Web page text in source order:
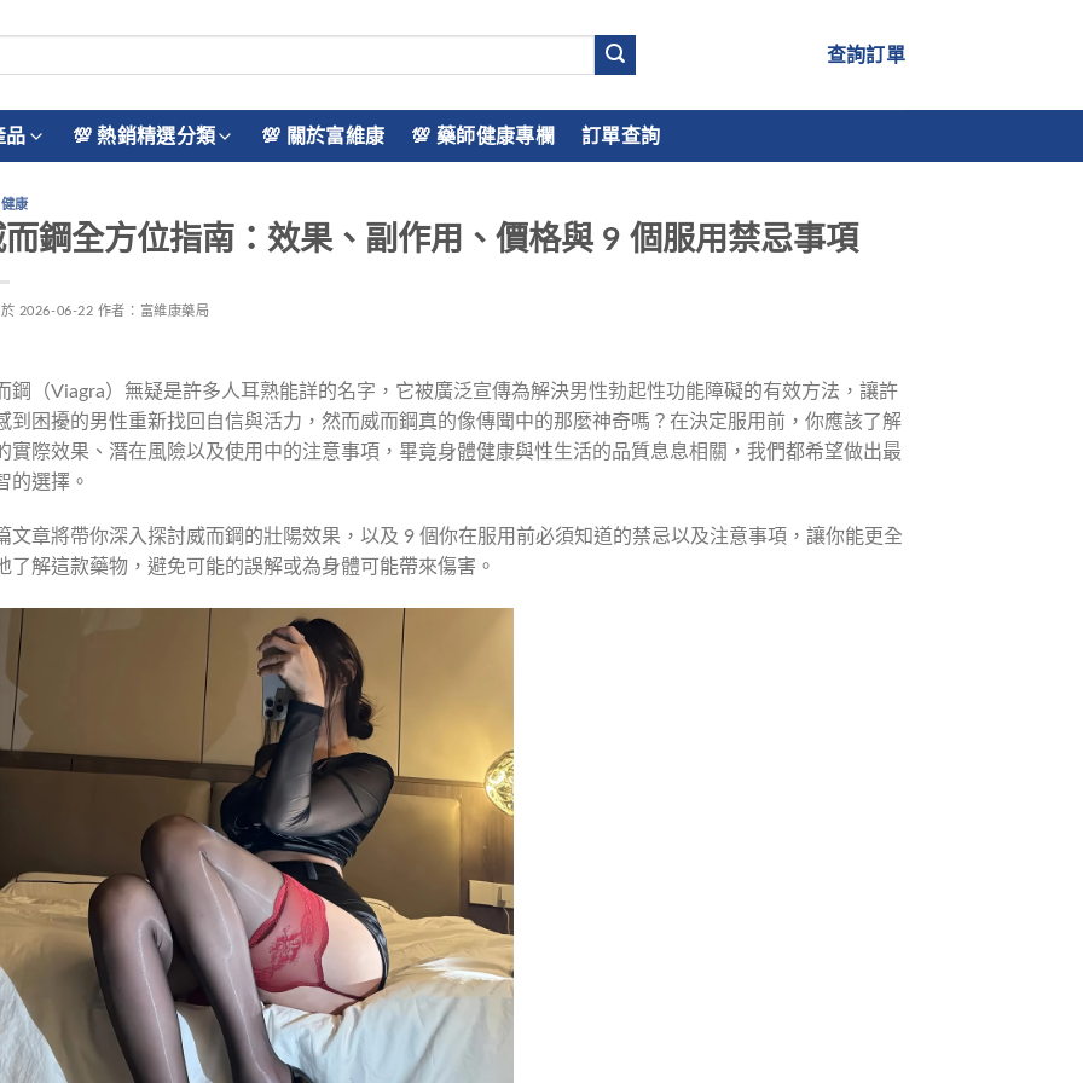
查詢訂單
品 💯 熱銷精選分類 💯 關於富維康 💯 藥師健康專欄 訂單查詢
康
鋼全方位指南：效果、副作用、價格與 9 個服用禁忌事項
2026-06-22 作者： 富維康藥局
鋼（Viagra）無疑是許多人耳熟能詳的名字，它被廣泛宣傳為解決男性勃起性功能障礙的有效方法，讓許
到困擾的男性重新找回自信與活力，然而威而鋼真的像傳聞中的那麼神奇嗎？在決定服用前，你應該了解
實際效果、潛在風險以及使用中的注意事項，畢竟身體健康與性生活的品質息息相關，我們都希望做出最
的選擇。
文章將帶你深入探討威而鋼的壯陽效果，以及 9 個你在服用前必須知道的禁忌以及注意事項，讓你能更全
了解這款藥物，避免可能的誤解或為身體可能帶來傷害。